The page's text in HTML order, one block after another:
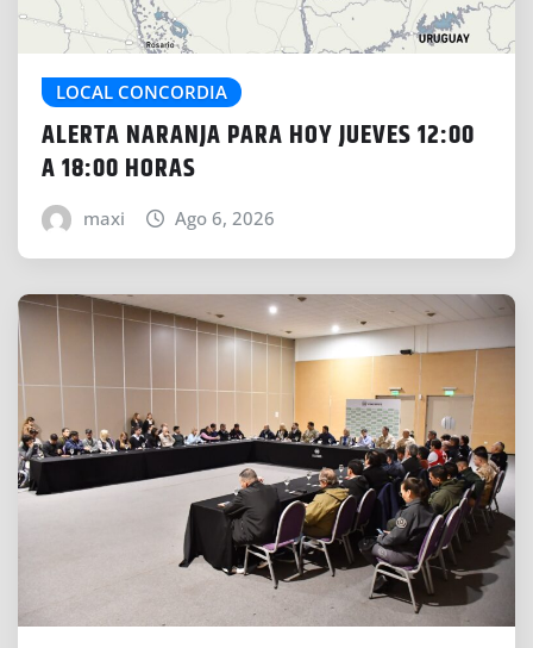
LOCAL CONCORDIA
ALERTA NARANJA PARA HOY JUEVES 12:00
A 18:00 HORAS
maxi Ago 6, 2026